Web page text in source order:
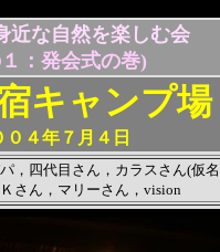
近な自然を楽しむ会
：発会式の巻)
キャンプ場
０４年７月４日
，四代目さん，カラスさん(仮
さん，マリーさん，vision